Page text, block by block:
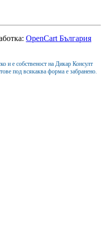
OpenCart България
и е собственост на Дикар Консулт
под всякаква форма е забранено.